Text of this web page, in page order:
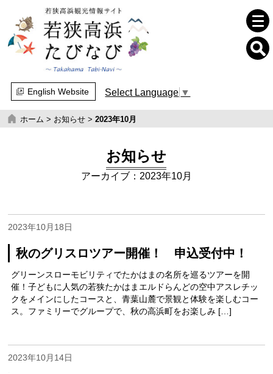
English Website Select Language ▼
ホーム > お知らせ >2023年10月
お知らせ
アーカイブ：2023年10月
秋のグリスロツアー開催！ 申込受付中！
2023年10月18日
グリーンスローモビリティでたかはまの名所を巡るツアーを開
催！子どもに人気の若狭たかはまエルドらんどの空中アスレチッ
クをメインにしたコースと、青葉山麓で景観と体験を楽しむコー
ス。ファミリーでグループで、秋の高浜町をお楽しみ […]
2023年10月14日